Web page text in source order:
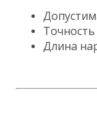
Длина